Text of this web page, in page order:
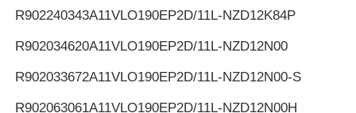
R902240343A11VLO190EP2D/11L-NZD12K84P
R902034620A11VLO190EP2D/11L-NZD12N00
R902033672A11VLO190EP2D/11L-NZD12N00-S
R902063061A11VLO190EP2D/11L-NZD12N00H